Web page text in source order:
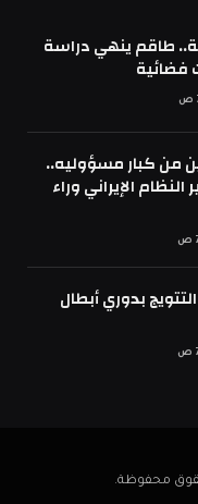
طاقم ينهي دراسة
فضائية
من كبار مسؤوليه..
الإيراني وراء
بدوري أبطال